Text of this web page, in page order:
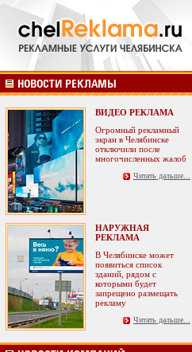
ВИДЕО РЕКЛАМА
Огромный рекламный
экран в Челябинске
отключили после
многочисленных жалоб
Читать дальше...
НАРУЖНАЯ
РЕКЛАМА
В Челябинске может
появиться список
зданий, рядом с
которыми будет
запрещено размещать
рекламу
Читать дальше...